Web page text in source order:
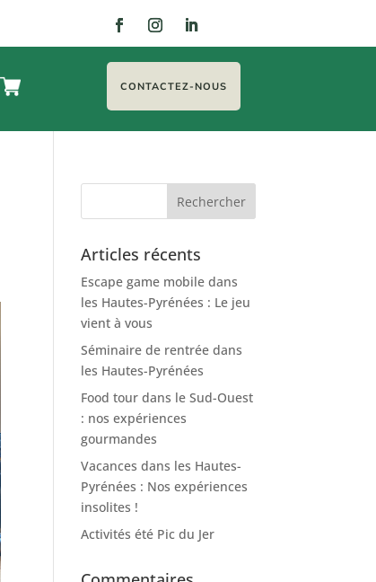
CONTACTEZ-NOUS
Articles récents
Escape game mobile dans
les Hautes-Pyrénées : Le jeu
vient à vous
Séminaire de rentrée dans
les Hautes-Pyrénées
Food tour dans le Sud-Ouest
: nos expériences
gourmandes
Vacances dans les Hautes-
Pyrénées : Nos expériences
insolites !
Activités été Pic du Jer